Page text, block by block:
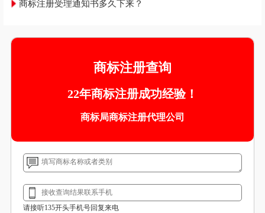
商标注册受理通知书多久下来？
商标注册查询
22年商标注册成功经验！
商标局商标注册代理公司
请接听135开头手机号回复来电